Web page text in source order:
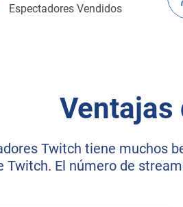
Espectadores Vendidos
Ventajas
Twitch tiene muchos
Twitch. El número de